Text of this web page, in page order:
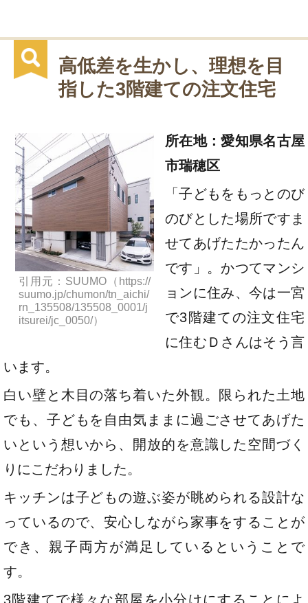
高低差を生かし、理想を目
指した3階建ての注文住宅
引用元：SUUMO（https://
suumo.jp/chumon/tn_aichi/
rn_135508/135508_0001/j
itsurei/jc_0050/）
所在地：愛知県名古屋
市瑞穂区
「子どもをもっとのび
のびとした場所ですま
せてあげたたかったん
です」。かつてマンシ
ョンに住み、今は一宮
で3階建ての注文住宅
に住むＤさんはそう言
います。
白い壁と木目の落ち着いた外観。限られた土地
でも、子どもを自由気ままに過ごさせてあげた
いという想いから、開放的を意識した空間づく
りにこだわりました。
キッチンは子どもの遊ぶ姿が眺められる設計な
っているので、安心しながら家事をすることが
でき、親子両方が満足しているということで
す。
3階建てで様々な部屋を小分けにすることによ